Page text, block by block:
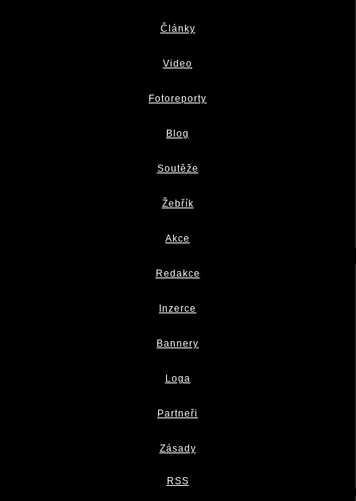
Články
Video
Fotoreporty
Blog
Soutěže
Žebřík
Akce
Redakce
Inzerce
Bannery
Loga
Partneři
Zásady
RSS